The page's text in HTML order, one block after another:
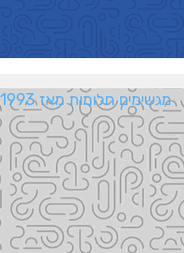
מגשימים חלומות מאז 1993